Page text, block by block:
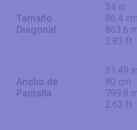
Tamaño
Diagonal
34 in
86.4 cm
863.6
2.83 ft
Ancho de
Pantalla
31.49 in
80 cm
799.8
2.62 ft